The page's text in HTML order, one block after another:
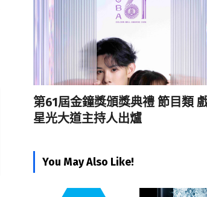
第61屆金鐘獎頒獎典禮 節目類
星光大道主持人出爐
You May Also Like!